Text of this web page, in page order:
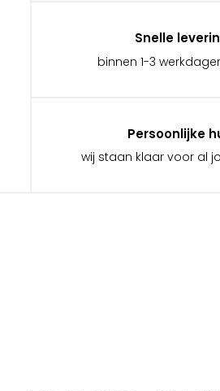
Snelle
binnen 1-3
Persoonlijke
wij staan klaar voor al